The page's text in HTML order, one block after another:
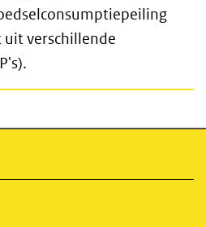
uit verschillende